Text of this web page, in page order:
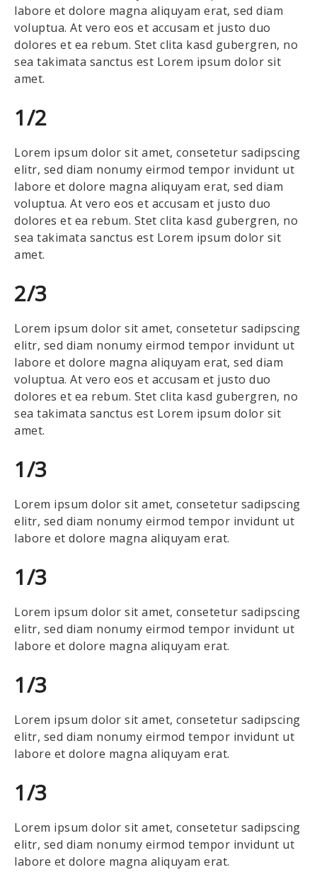
labore et dolore magna aliquyam erat, sed diam
voluptua. At vero eos et accusam et justo duo
dolores et ea rebum. Stet clita kasd gubergren, no
sea takimata sanctus est Lorem ipsum dolor sit
amet.
1/2
Lorem ipsum dolor sit amet, consetetur sadipscing
elitr, sed diam nonumy eirmod tempor invidunt ut
labore et dolore magna aliquyam erat, sed diam
voluptua. At vero eos et accusam et justo duo
dolores et ea rebum. Stet clita kasd gubergren, no
sea takimata sanctus est Lorem ipsum dolor sit
amet.
2/3
Lorem ipsum dolor sit amet, consetetur sadipscing
elitr, sed diam nonumy eirmod tempor invidunt ut
labore et dolore magna aliquyam erat, sed diam
voluptua. At vero eos et accusam et justo duo
dolores et ea rebum. Stet clita kasd gubergren, no
sea takimata sanctus est Lorem ipsum dolor sit
amet.
1/3
Lorem ipsum dolor sit amet, consetetur sadipscing
elitr, sed diam nonumy eirmod tempor invidunt ut
labore et dolore magna aliquyam erat.
1/3
Lorem ipsum dolor sit amet, consetetur sadipscing
elitr, sed diam nonumy eirmod tempor invidunt ut
labore et dolore magna aliquyam erat.
1/3
Lorem ipsum dolor sit amet, consetetur sadipscing
elitr, sed diam nonumy eirmod tempor invidunt ut
labore et dolore magna aliquyam erat.
1/3
Lorem ipsum dolor sit amet, consetetur sadipscing
elitr, sed diam nonumy eirmod tempor invidunt ut
labore et dolore magna aliquyam erat.